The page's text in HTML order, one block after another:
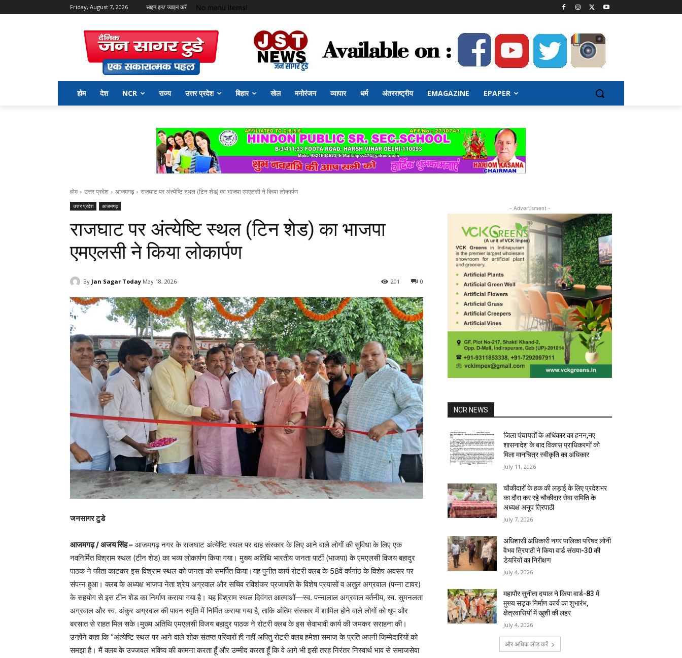
Friday, August 7, 2026 साइन इन/ ज्वाइन करें No menu items!
होम देश NCR राज्य उत्तर प्रदेश बिहार खेल मनोरंजन व्यापार धर्म अंतरराष्ट्रीय EMAGAZINE EPAPER
होम उत्तर प्रदेश आजमगढ़ राजघाट पर अंत्येष्टि स्थल (टिन शेड) का भाजपा एमएलसी ने किया लोकार्पण
उत्तर प्रदेश आजमगढ़
राजघाट पर अंत्येष्टि स्थल (टिन शेड) का भाजपा
एमएलसी ने किया लोकार्पण
By Jan Sagar Today May 18, 2026 0
201
जनसागर टुडे
आजमगढ़ / अजय सिंह – आजमगढ़ नगर के राजघाट अंत्येष्टि स्थल पर दाह संस्कार के लिए आने वाले लोगों की सुविधा के लिए एक
नवनिर्मित विश्राम स्थल (टीन शेड) का भव्य लोकार्पण किया गया। मुख्य अतिथि भारतीय जनता पार्टी (भाजपा) के एमएलसी विजय बहादुर
पाठक ने फीता काटकर इस विश्राम स्थल को जनता को समर्पित किया।यह पुनीत कार्य रोटरी क्लब के 58वें वर्षगांठ के विशेष अवसर पर
संपन्न हुआ। क्लब के अध्यक्ष भाजपा नेता श्रेय अग्रवाल और सचिव रविशंकर प्रजापति के विशेष प्रयासों व अतुल अग्रवाल (पन्ना टावर)
के सहयोग से इस टीन शेड का निर्माण कराया गया है। यह विश्राम स्थल दिवंगत आत्माओं—स्व. पन्नालाल अग्रवाल बर्तनीय, स्व. सुमनलता
अग्रवाल और स्व. अंकुर अग्रवाल की पावन स्मृति में निर्मित कराया गया है, ताकि अंतिम संस्कार में शामिल होने वाले लोगों को धूप और
बरसात से राहत मिल सके।मुख्य अतिथि एमएलसी विजय बहादुर पाठक ने रोटरी क्लब के इस सेवाभावी कार्य की जमकर सराहना की।
उन्होंने कहा कि “अंत्येष्टि स्थल पर आने वाले शोक संतप्त परिवारों ही नहीं अपितु रोटरी क्लब हमेशा समाज के प्रति अपनी जिम्मेदारियों को
समझा है। मैं क्लब के उज्जवल भविष्य की कामना करता हूँ और उम्मीद करता हूँ कि वे आगे भी इसी तरह निरंतर निस्वार्थ भाव से समाजसेवा
- Advertisment -
NCR NEWS
जिला पंचायतों के अधिकार का हनन,नए
शासनादेश के बाद विकास प्राधिकरणों को
मिला मानचित्र स्वीकृति का अधिकार
July 11, 2026
चौकीदारों के हक की लड़ाई के लिए प्रदेशभर
का दौरा कर रहे चौकीदार सेवा समिति के
अध्यक्ष अनूप त्रिपाठी
July 7, 2026
अधिशासी अधिकारी नगर पालिका परिषद लोनी
वैभव त्रिपाठी ने किया वार्ड संख्या-30 की
डेयरियों का निरीक्षण
July 4, 2026
महापौर सुनीता दयाल ने किया वार्ड-83 में
मुख्य सड़क निर्माण कार्य का शुभारंभ,
क्षेत्रवासियों में खुशी की लहर
July 4, 2026
और अधिक लोड करें